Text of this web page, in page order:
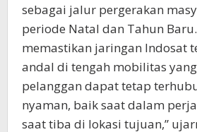
sebagai jalur pergerakan
periode Natal dan Tahun
memastikan jaringan Indosat
andal di tengah mobilitas
pelanggan dapat tetap
nyaman, baik saat dalam
saat tiba di lokasi tujuan,”